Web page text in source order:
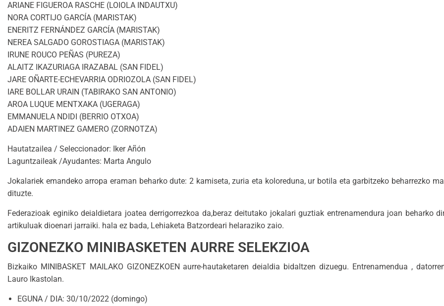
ARIANE FIGUEROA RASCHE (LOIOLA INDAUTXU)
NORA CORTIJO GARCÍA (MARISTAK)
ENERITZ FERNÁNDEZ GARCÍA (MARISTAK)
NEREA SALGADO GOROSTIAGA (MARISTAK)
IRUNE ROUCO PEÑAS (PUREZA)
ALAITZ IKAZURIAGA IRAZABAL (SAN FIDEL)
JARE OÑARTE-ECHEVARRIA ODRIOZOLA (SAN FIDEL)
IARE BOLLAR URAIN (TABIRAKO SAN ANTONIO)
AROA LUQUE MENTXAKA (UGERAGA)
EMMANUELA NDIDI (BERRIO OTXOA)
ADAIEN MARTINEZ GAMERO (ZORNOTZA)
Hautatzailea / Seleccionador: Iker Añón
Laguntzaileak /Ayudantes: Marta Angulo
Jokalariek emandeko arropa eraman beharko dute: 2 kamiseta, zuria eta koloreduna, ur botila eta garbitzeko beharrezko
dituzte.
Federazioak eginiko deialdietara joatea derrigorrezkoa da,beraz deitutako jokalari guztiak entrenamendura joan beharko
artikuluak dioenari jarraiki. hala ez bada, Lehiaketa Batzordeari helaraziko zaio.
GIZONEZKO MINIBASKETEN AURRE SELEKZIOA
Bizkaiko MINIBASKET MAILAKO GIZONEZKOEN aurre-hautaketaren deialdia bidaltzen dizuegu. Entrenamendua ,
Lauro Ikastolan.
EGUNA / DIA: 30/10/2022 (domingo)